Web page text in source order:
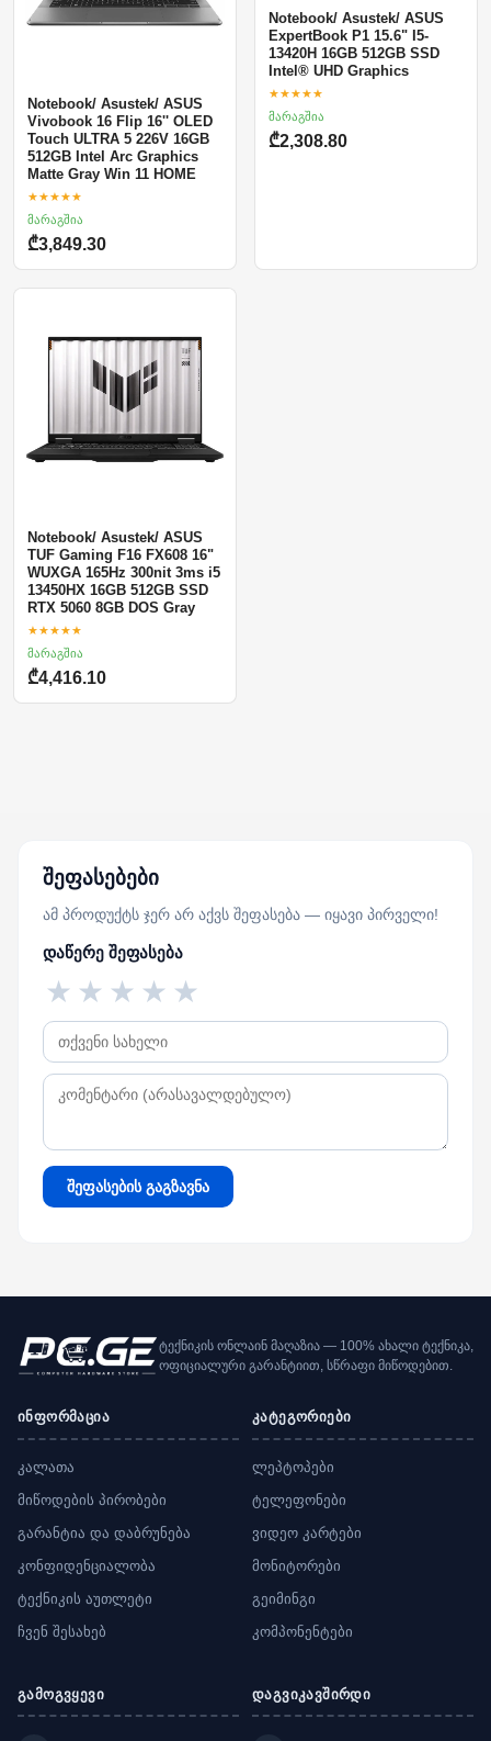
Notebook/ Asustek/ ASUS
Vivobook 16 Flip 16'' OLED
Touch ULTRA 5 226V 16GB
512GB Intel Arc Graphics
Matte Gray Win 11 HOME
★★★★★
მარაგშია
₾3,849.30
Notebook/ Asustek/ ASUS
ExpertBook P1 15.6" I5-
13420H 16GB 512GB SSD
Intel® UHD Graphics
★★★★★
მარაგშია
₾2,308.80
Notebook/ Asustek/ ASUS
TUF Gaming F16 FX608 16"
WUXGA 165Hz 300nit 3ms i5
13450HX 16GB 512GB SSD
RTX 5060 8GB DOS Gray
★★★★★
მარაგშია
₾4,416.10
შეფასებები
ამ პროდუქტს ჯერ არ აქვს შეფასება — იყავი პირველი!
დაწერე შეფასება
★
★
★
★
★
შეფასების გაგზავნა
ტექნიკის ონლაინ მაღაზია — 100% ახალი ტექნიკა,
ოფიციალური გარანტიით, სწრაფი მიწოდებით.
ინფორმაცია
კალათა
მიწოდების პირობები
გარანტია და დაბრუნება
კონფიდენციალობა
ტექნიკის აუთლეტი
ჩვენ შესახებ
კატეგორიები
ლეპტოპები
ტელეფონები
ვიდეო კარტები
მონიტორები
გეიმინგი
კომპონენტები
გამოგვყევი დაგვიკავშირდი